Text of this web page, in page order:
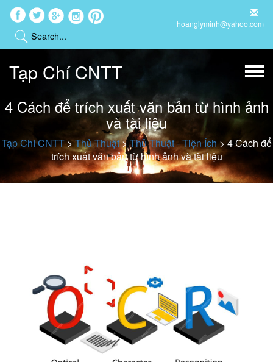
hoanglyminh@yahoo.com
Tạp Chí CNTT
4 Cách để trích xuất văn bản từ hình ảnh
và tài liệu
Tạp Chí CNTT>Thủ Thuật>Thủ Thuật - Tiện Ích> 4 Cách để
trích xuất văn bản từ hình ảnh và tài liệu